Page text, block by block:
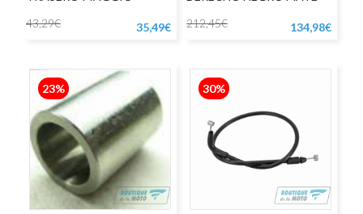
43,29€
35,49€
APRILIA RS125
212,45€ 134,98€
23% 30%